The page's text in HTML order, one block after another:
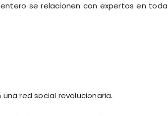
se relacionen con expertos en toda
red social revolucionaria.